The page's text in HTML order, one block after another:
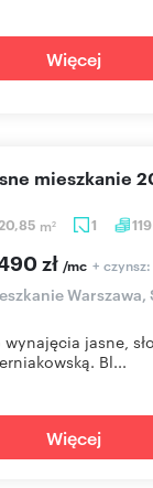
Więcej
m2 1 119
mieszkanie
zł /mc + czynsz:
wynajęcia jasne,
Bl...
Więcej